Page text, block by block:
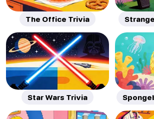
The Office Trivia
Star Wars Trivia